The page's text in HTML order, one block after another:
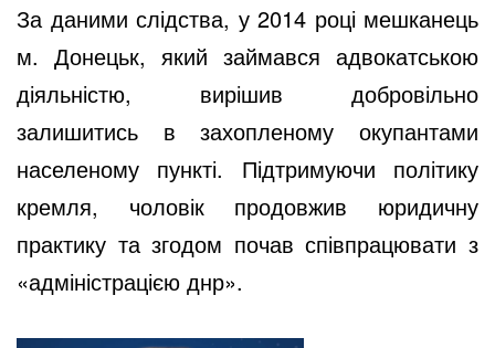
За даними слідства, у 2014 році мешканець
м. Донецьк, який займався адвокатською
діяльністю, вирішив добровільно
залишитись в захопленому окупантами
населеному пункті. Підтримуючи політику
кремля, чоловік продовжив юридичну
практику та згодом почав співпрацювати з
«адміністрацією днр».